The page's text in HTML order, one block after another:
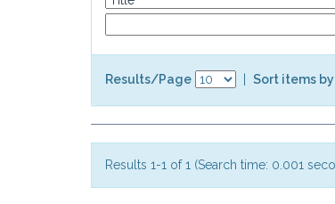
Results/Page Sort items by
Results 1-1 of 1 (Search time: 0.001